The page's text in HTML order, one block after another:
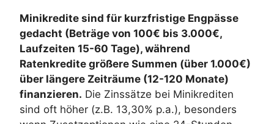
Minikredite sind für kurzfristige Engpässe
gedacht (Beträge von 100€ bis 3.000€,
Laufzeiten 15-60 Tage), während
Ratenkredite größere Summen (über 1.000€)
über längere Zeiträume (12-120 Monate)
finanzieren. Die Zinssätze bei Minikrediten
sind oft höher (z.B. 13,30% p.a.), besonders